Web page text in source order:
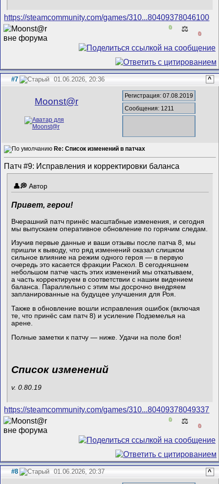
https://steamcommunity.com/games/310...80409378046100
0 ⚖️
0
#7 01.06.2026, 20:36 ^
Mооnst@r
Регистрация: 07.08.2019
Сообщения: 1211
Re: Список изменений в патчах
Патч #9: Исправления и корректировки баланса
Автор
Привет, герои!
Вчерашний патч принёс масштабные изменения, и сегодня
мы выпускаем оперативное обновление по горячим следам.
Изучив первые данные и ваши отзывы после патча 8, мы
пришли к выводу, что ряд изменений оказал слишком
сильное влияние на режим одного героя — в первую
очередь это касается фракции Раскол. В сегодняшнем
небольшом патче часть этих изменений мы откатываем,
а часть корректируем в соответствии с нашим видением
баланса. Параллельно с этим мы досрочно внедряем
запланированные на будущее улучшения для Роя.
Также в обновление вошли исправления ошибок (включая
те, что принёс сам патч 8) и усиление Подземелья на
арене.
Полные заметки к патчу — ниже. Удачи на поле боя!
Список изменений
v. 0.80.19
https://steamcommunity.com/games/310...80409378049337
0 ⚖️
0
#8 01.06.2026, 20:37 ^